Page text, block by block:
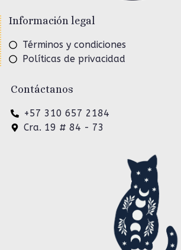
Información legal
Términos y condiciones
Políticas de privacidad
Contáctanos
+57 310 657 2184
Cra. 19 # 84 - 73